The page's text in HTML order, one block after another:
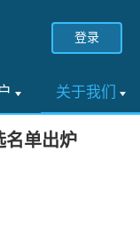
登录
关于我们
名单出炉